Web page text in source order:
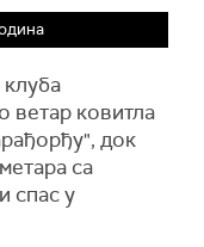
ветар ковитла
док
са
спас у